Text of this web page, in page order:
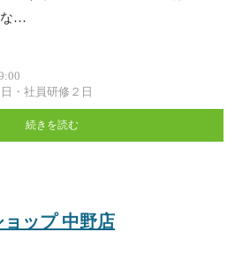
な…
・社員研修２日
続きを読む
ップ 中野店